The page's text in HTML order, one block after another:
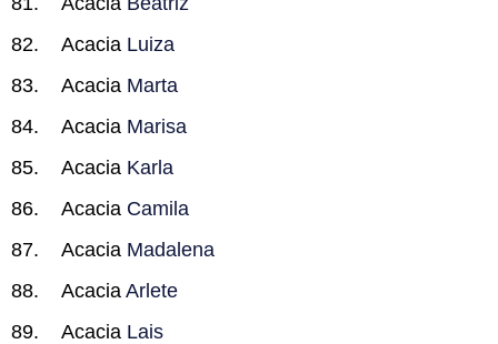
Acacia Luiza
Acacia Marta
Acacia Marisa
Acacia Karla
Acacia Camila
Acacia Madalena
Acacia Arlete
Acacia Lais